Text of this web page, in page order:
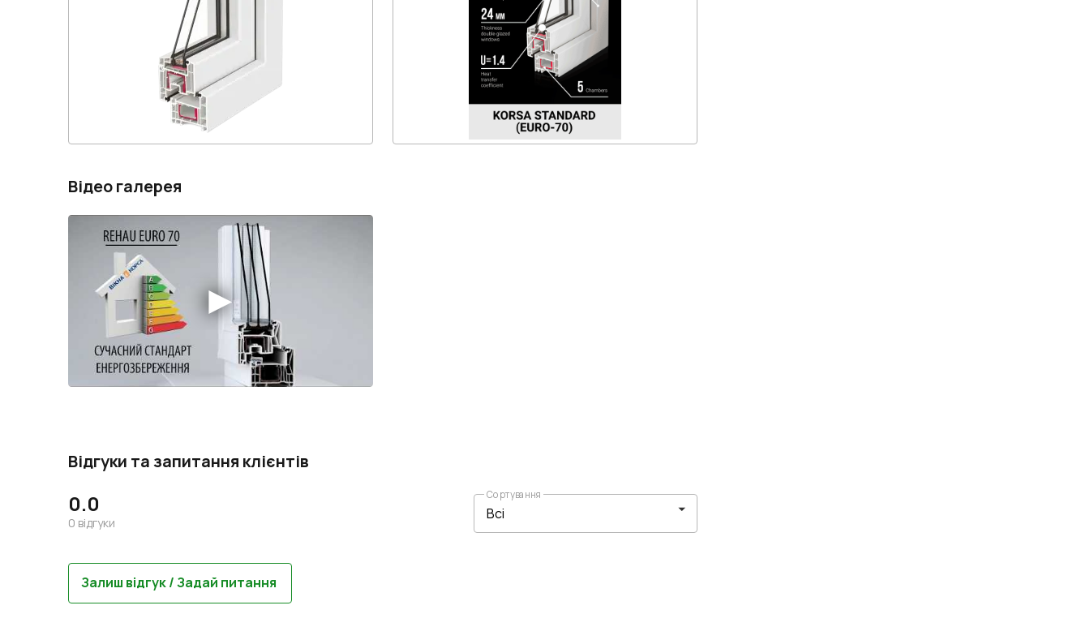
Відео галерея
Відгуки та запитання клієнтів
0.0
0 відгуки
Сортування
Залиш відгук / Задай питання